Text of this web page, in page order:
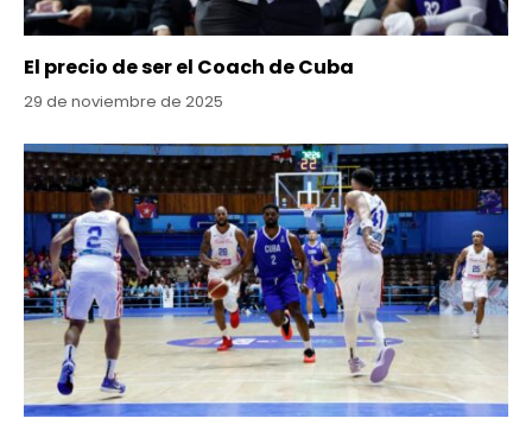
El precio de ser el Coach de Cuba
29 de noviembre de 2025